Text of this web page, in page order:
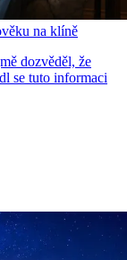
na klíně
dozvěděl, že
se tuto informaci